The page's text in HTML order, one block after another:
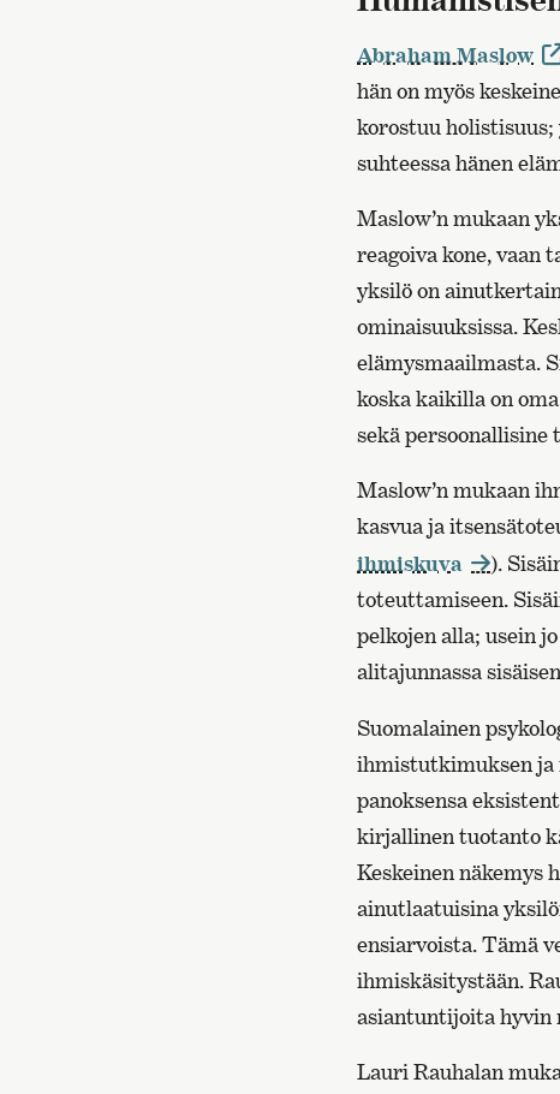
Abraham Maslow
hän on myös
korostuu
suhteessa hänen
Maslow’n mukaan
reagoiva kone,
yksilö on
ominaisuuksissa.
elämysmaailmasta.
koska kaikilla on
sekä persoonallisine
Maslow’n mukaan
kasvua ja
ihmiskuva
).
toteuttamiseen.
pelkojen alla; usein
alitajunnassa
Suomalainen
ihmistutkimuksen ja
panoksensa
kirjallinen tuotanto
Keskeinen näkemys
ainutlaatuisina
ensiarvoista. Tämä
ihmiskäsitystään.
asiantuntijoita hyvin
Lauri Rauhalan